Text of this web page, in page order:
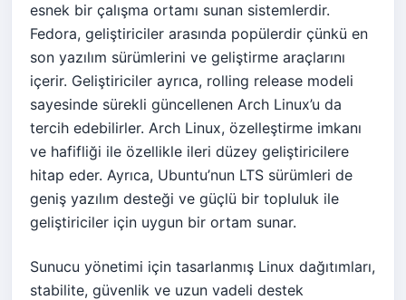
esnek bir çalışma ortamı sunan sistemlerdir.
Fedora, geliştiriciler arasında popülerdir çünkü en
son yazılım sürümlerini ve geliştirme araçlarını
içerir. Geliştiriciler ayrıca, rolling release modeli
sayesinde sürekli güncellenen Arch Linux’u da
tercih edebilirler. Arch Linux, özelleştirme imkanı
ve hafifliği ile özellikle ileri düzey geliştiricilere
hitap eder. Ayrıca, Ubuntu’nun LTS sürümleri de
geniş yazılım desteği ve güçlü bir topluluk ile
geliştiriciler için uygun bir ortam sunar.
Sunucu yönetimi için tasarlanmış Linux dağıtımları,
stabilite, güvenlik ve uzun vadeli destek